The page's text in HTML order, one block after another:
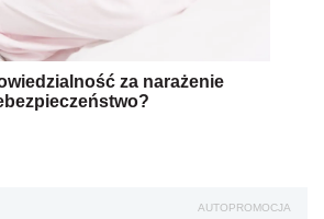
za narażenie
AUTOPROMOCJA